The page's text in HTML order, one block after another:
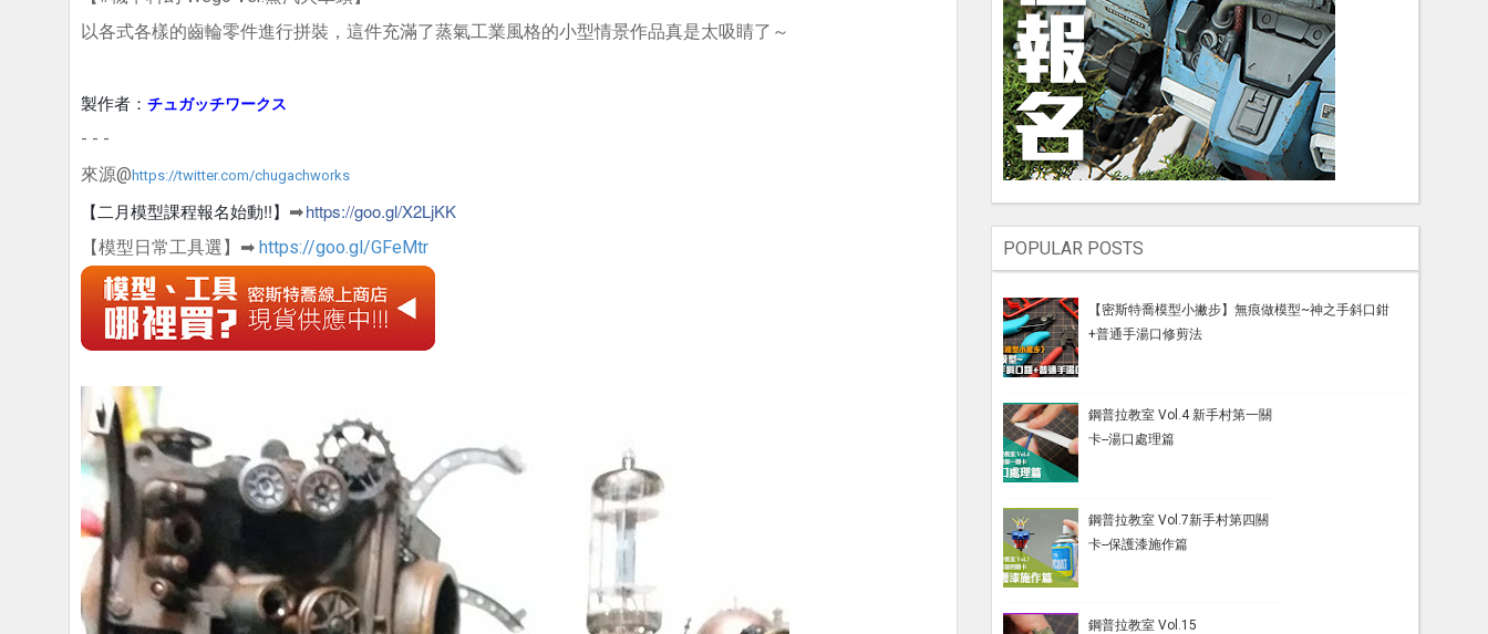
以各式各樣的齒輪零件進行拼裝，這件充滿了蒸氣工業風格的小型情景作品真是太吸睛了～
製作者： チュガッチワークス
- - -
來源@ https://twitter.com/chugachworks
【二月模型課程報名始動!!】 ➡https://goo.gl/X2LjKK
【模型日常工具選】➡ https://goo.gl/GFeMtr POPULAR POSTS
【密斯特喬模型小撇步】無痕做模型~神之手斜口鉗
+普通手湯口修剪法
鋼普拉教室 Vol.4 新手村第一關
卡--湯口處理篇
鋼普拉教室 Vol.7新手村第四關
卡--保護漆施作篇
鋼普拉教室 Vol.15